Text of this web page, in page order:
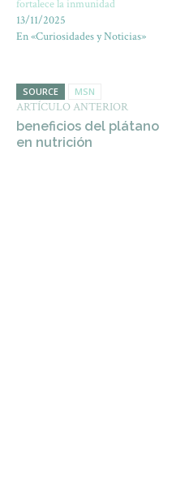
fortalece la inmunidad
13/11/2025
En «Curiosidades y Noticias»
SOURCE MSN
ARTÍCULO ANTERIOR
beneficios del plátano
en nutrición